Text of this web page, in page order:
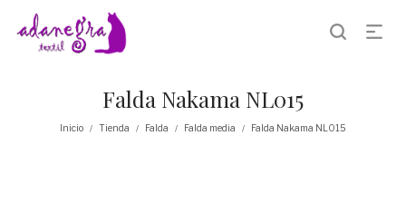
Falda Nakama NL015
Inicio / Tienda / Falda / Falda media / Falda Nakama NL015